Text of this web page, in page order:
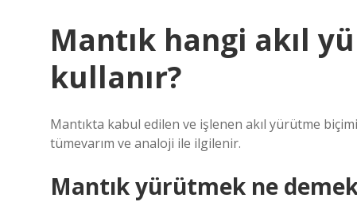
Mantık hangi akıl
kullanır?
Mantıkta kabul edilen ve işlenen akıl yürütme
tümevarım ve analoji ile ilgilenir.
Mantık yürütmek ne